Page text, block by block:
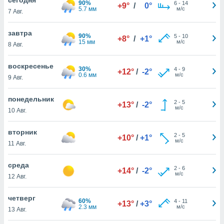
действия
на веб-
основе.
нашей
cookie
в
ВЫ
7 Авг.
90%
5.7 мм
+9° / 0° 6- 14
м/с
завтра
8 Авг.
90%
15 мм
+8° / +1° 5- 10
м/с
воскресенье
9 Авг.
30%
0.6 мм
+12° / -2° 4- 9
м/с
понедельник
10 Авг.
+13° / -2° 2- 5
м/с
вторник
11 Авг.
+10° / +1° 2- 5
м/с
среда
12 Авг.
+14° / -2° 2- 6
м/с
четверг
13 Авг.
60%
2.3 мм
+13° / +3° 4- 11
м/с